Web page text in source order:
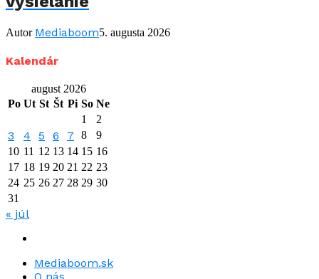
Autor Mediaboom5. augusta 2026
Kalendár
august 2026
Po Ut St Št Pi So Ne
1
2
3 4 5 6 7 8
9
10 11 12 13 14 15 16
17 18 19 20 21 22 23
24 25 26 27 28 29 30
31
« júl
Mediaboom.sk